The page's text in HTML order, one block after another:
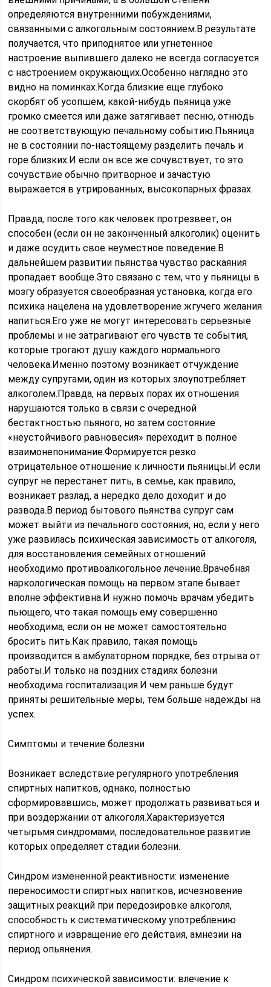
определяются внутренними побуждениями,
связанными с алкогольным состоянием.В результате
получается, что приподнятое или угнетенное
настроение выпившего далеко не всегда согласуется
с настроением окружающих.Особенно наглядно это
видно на поминках.Когда близкие еще глубоко
скорбят об усопшем, какой-нибудь пьяница уже
громко смеется или даже затягивает песню, отнюдь
не соответствующую печальному событию.Пьяница
не в состоянии по-настоящему разделить печаль и
горе близких.И если он все же сочувствует, то это
сочувствие обычно притворное и зачастую
выражается в утрированных, высокопарных фразах.
Правда, после того как человек протрезвеет, он
способен (если он не законченный алкоголик) оценить
и даже осудить свое неуместное поведение.В
дальнейшем развитии пьянства чувство раскаяния
пропадает вообще.Это связано с тем, что у пьяницы в
мозгу образуется своеобразная установка, когда его
психика нацелена на удовлетворение жгучего желания
напиться.Его уже не могут интересовать серьезные
проблемы и не затрагивают его чувств те события,
которые трогают душу каждого нормального
человека.Именно поэтому возникает отчуждение
между супругами, один из которых злоупотребляет
алкоголем.Правда, на первых порах их отношения
нарушаются только в связи с очередной
бестактностью пьяного, но затем состояние
«неустойчивого равновесия» переходит в полное
взаимонепонимание.Формируется резко
отрицательное отношение к личности пьяницы.И если
супруг не перестанет пить, в семье, как правило,
возникает разлад, а нередко дело доходит и до
развода.В период бытового пьянства супруг сам
может выйти из печального состояния, но, если у него
уже развилась психическая зависимость от алкоголя,
для восстановления семейных отношений
необходимо противоалкогольное лечение.Врачебная
наркологическая помощь на первом этапе бывает
вполне эффективна.И нужно помочь врачам убедить
пьющего, что такая помощь ему совершенно
необходима, если он не может самостоятельно
бросить пить.Как правило, такая помощь
производится в амбулаторном порядке, без отрыва от
работы.И только на поздних стадиях болезни
необходима госпитализация.И чем раньше будут
приняты решительные меры, тем больше надежды на
успех.
Симптомы и течение болезни
Возникает вследствие регулярного употребления
спиртных напитков, однако, полностью
сформировавшись, может продолжать развиваться и
при воздержании от алкоголя.Характеризуется
четырьмя синдромами, последовательное развитие
которых определяет стадии болезни.
Синдром измененной реактивности: изменение
переносимости спиртных напитков, исчезновение
защитных реакций при передозировке алкоголя,
способность к систематическому употреблению
спиртного и извращение его действия, амнезии на
период опьянения.
Синдром психической зависимости: влечение к